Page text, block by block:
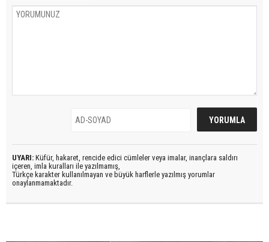
UYARI: Küfür, hakaret, rencide edici cümleler veya imalar, inançlara saldırı
içeren, imla kuralları ile yazılmamış,
Türkçe karakter kullanılmayan ve büyük harflerle yazılmış yorumlar
onaylanmamaktadır.